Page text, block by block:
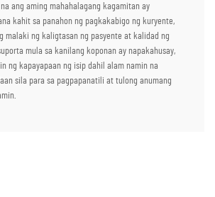
ang aming mahahalagang kagamitan ay
kahit sa panahon ng pagkakabigo ng kuryente,
malaki ng kaligtasan ng pasyente at kalidad ng
mula sa kanilang koponan ay napakahusay,
ng kapayapaan ng isip dahil alam namin na
sila para sa pagpapanatili at tulong anumang